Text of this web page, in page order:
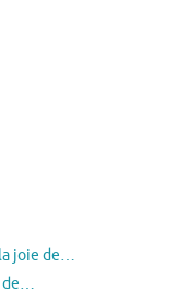
la joie de…
de…